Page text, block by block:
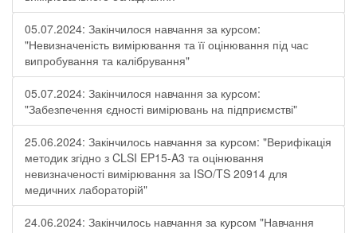
05.07.2024: Закінчилося навчання за курсом:
"Невизначеність вимірювання та її оцінювання під час
випробування та калібрування"
05.07.2024: Закінчилося навчання за курсом:
"Забезпечення єдності вимірювань на підприємстві"
25.06.2024: Закінчилось навчання за курсом: "Верифікація
методик згідно з CLSI EP15-A3 та оцінювання
невизначеності вимірювання за ISО/TS 20914 для
медичних лабораторій"
24.06.2024: Закінчилось навчання за курсом "Навчання